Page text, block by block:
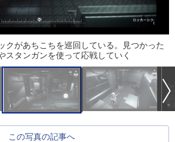
クがあちこちを巡回している。見つかった
スタンガンを使って応戦していく
この写真の記事へ